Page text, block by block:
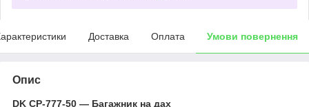
Доставка Оплата Умови повернення
Опис
DK CP-777-50 — Багажник на дах